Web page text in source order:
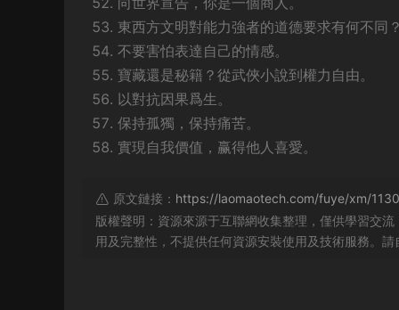
東西方文明對能力強者的道德要求有何不同？
不要害怕表達自己的情感。
寶藏還是秘籍？從武俠小說到權力自由。
以對抗因果爲生。
保持孤獨，保持痛苦。
實現自我價值，赢得他人喜愛。
原文鏈接： https://laomaotech.com/fuye/xm/
版權聲明：資源來源于互聯網收集整理，僅供學習交
用及完整性，不提供任何資源安裝使用及技術服務。請